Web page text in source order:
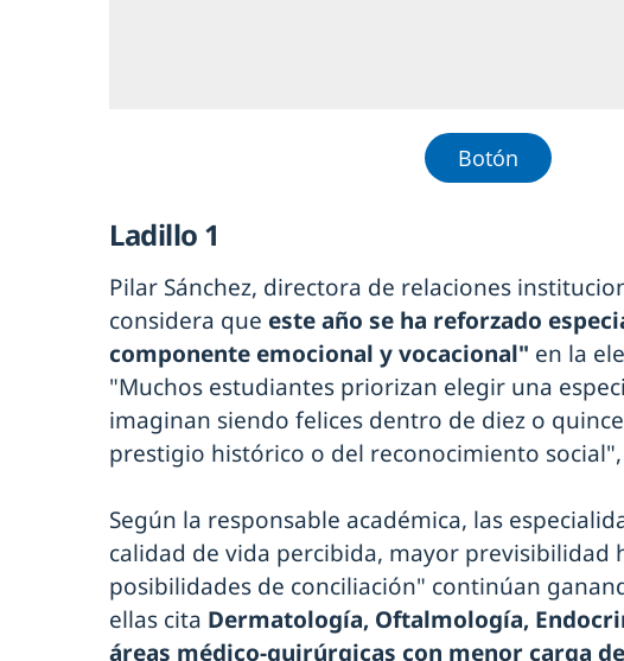
Botón
Ladillo 1
Pilar Sánchez, directora de relaciones
considera que este año se ha reforzado
componente emocional y vocacional" en la
"Muchos estudiantes priorizan elegir una
imaginan siendo felices dentro de diez o
prestigio histórico o del reconocimiento
Según la responsable académica, las
calidad de vida percibida, mayor previsibilidad
posibilidades de conciliación" continúan
ellas cita Dermatología, Oftalmología,
áreas médico-quirúrgicas con menor carga